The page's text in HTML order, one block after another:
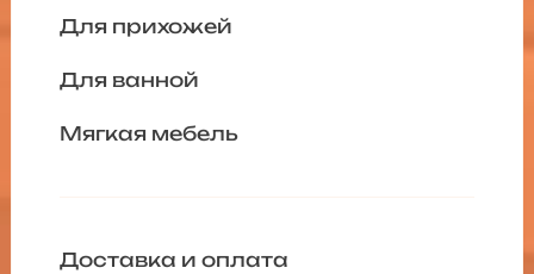
Для прихожей
Для ванной
Мягкая мебель
Доставка и оплата